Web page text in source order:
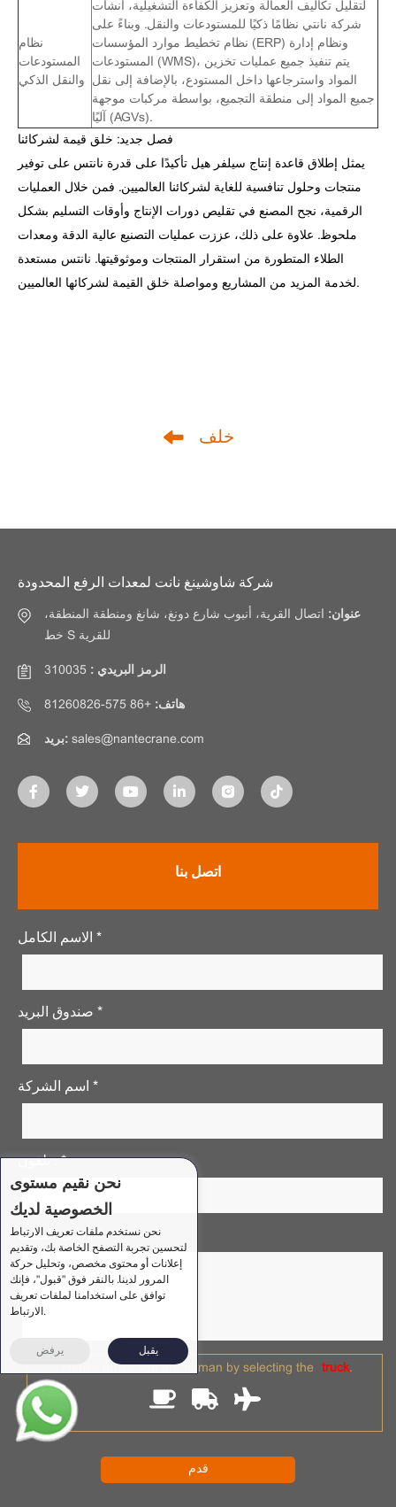
نحن نقيم مستوى
الخصوصية لديك
نحن نستخدم ملفات تعريف الارتباط
لتحسين تجربة التصفح الخاصة بك، وتقديم
إعلانات أو محتوى مخصص، وتحليل حركة
المرور لدينا. بالنقر فوق "قبول"، فإنك
توافق على استخدامنا لملفات تعريف
الارتباط.
يرفض يقبل
نظام
المستودعات
والنقل الذكي
لتقليل تكاليف العمالة وتعزيز الكفاءة التشغيلية، أنشأت
شركة نانتي نظامًا ذكيًا للمستودعات والنقل. وبناءً على
نظام تخطيط موارد المؤسسات (ERP) ونظام إدارة
المستودعات (WMS)، يتم تنفيذ جميع عمليات تخزين
المواد واسترجاعها داخل المستودع، بالإضافة إلى نقل
جميع المواد إلى منطقة التجميع، بواسطة مركبات موجهة
آليًا (AGVs).
فصل جديد: خلق قيمة لشركائنا
يمثل إطلاق قاعدة إنتاج سيلفر هيل تأكيدًا على قدرة نانتس على توفير
منتجات وحلول تنافسية للغاية لشركائنا العالميين. فمن خلال العمليات
الرقمية، نجح المصنع في تقليص دورات الإنتاج وأوقات التسليم بشكل
ملحوظ. علاوة على ذلك، عززت عمليات التصنيع عالية الدقة ومعدات
الطلاء المتطورة من استقرار المنتجات وموثوقيتها. نانتس مستعدة
لخدمة المزيد من المشاريع ومواصلة خلق القيمة لشركائها العالميين.
خلف
شركة شاوشينغ نانت لمعدات الرفع المحدودة
عنوان:
اتصال القرية، أنبوب شارع دونغ، شانغ ومنطقة المنطقة،
خط S للقرية
الرمز البريدي : 310035
هاتف: +86 575-81260826
بريد: sales@nantecrane.com
اتصل بنا
الاسم الكامل *
صندوق البريد *
اسم الشركة *
تلفون . *
وصف الطلب *
Please prove you are human by selecting the truck.